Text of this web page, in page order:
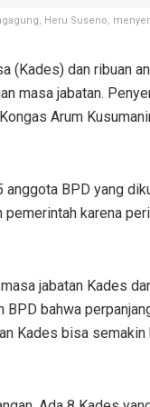
Heru Suseno,
(Kades) dan ribuan
masa jabatan.
Arum
BPD yang
karena
jabatan Kades
bahwa
Kades bisa